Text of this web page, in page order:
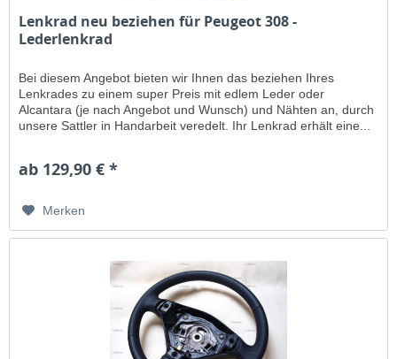
Lenkrad neu beziehen für Peugeot 308 -
Lederlenkrad
Bei diesem Angebot bieten wir Ihnen das beziehen Ihres
Lenkrades zu einem super Preis mit edlem Leder oder
Alcantara (je nach Angebot und Wunsch) und Nähten an, durch
unsere Sattler in Handarbeit veredelt. Ihr Lenkrad erhält eine...
ab 129,90 € *
Merken